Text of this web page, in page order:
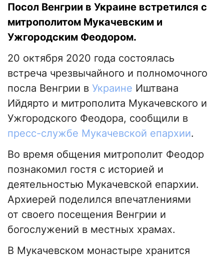
Посол Венгрии в Украине встретился с
митрополитом Мукачевским и
Ужгородским Феодором.
20 октября 2020 года состоялась
встреча чрезвычайного и полномочного
посла Венгрии в Украине Иштвана
Ийдярто и митрополита Мукачевского и
Ужгородского Феодора, сообщили в
пресс-службе Мукачевской епархии.
Во время общения митрополит Феодор
познакомил гостя с историей и
деятельностью Мукачевской епархии.
Архиерей поделился впечатлениями
от своего посещения Венгрии и
богослужений в местных храмах.
В Мукачевском монастыре хранится